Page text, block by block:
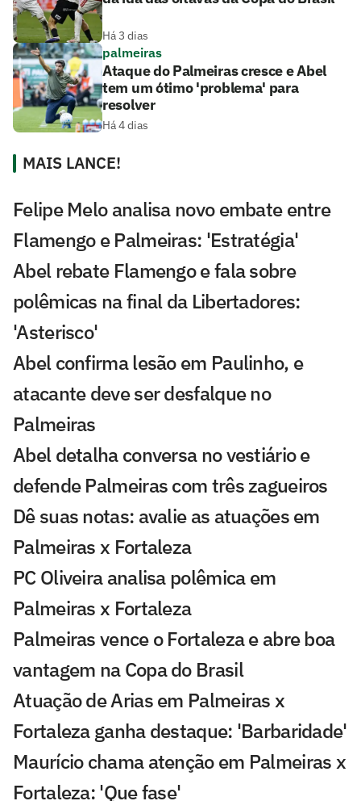
Há 3 dias
palmeiras
Ataque do Palmeiras cresce e Abel
tem um ótimo 'problema' para
resolver
Há 4 dias
MAIS LANCE!
Felipe Melo analisa novo embate entre
Flamengo e Palmeiras: 'Estratégia'
Abel rebate Flamengo e fala sobre
polêmicas na final da Libertadores:
'Asterisco'
Abel confirma lesão em Paulinho, e
atacante deve ser desfalque no
Palmeiras
Abel detalha conversa no vestiário e
defende Palmeiras com três zagueiros
Dê suas notas: avalie as atuações em
Palmeiras x Fortaleza
PC Oliveira analisa polêmica em
Palmeiras x Fortaleza
Palmeiras vence o Fortaleza e abre boa
vantagem na Copa do Brasil
Atuação de Arias em Palmeiras x
Fortaleza ganha destaque: 'Barbaridade'
Maurício chama atenção em Palmeiras x
Fortaleza: 'Que fase'